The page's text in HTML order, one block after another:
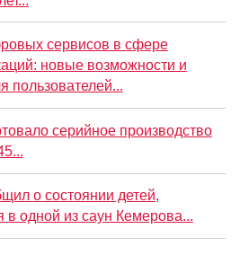
сервисов в сфере
новые возможности и
пользователей...
серийное производство
о состоянии детей,
в одной из саун Кемерова...